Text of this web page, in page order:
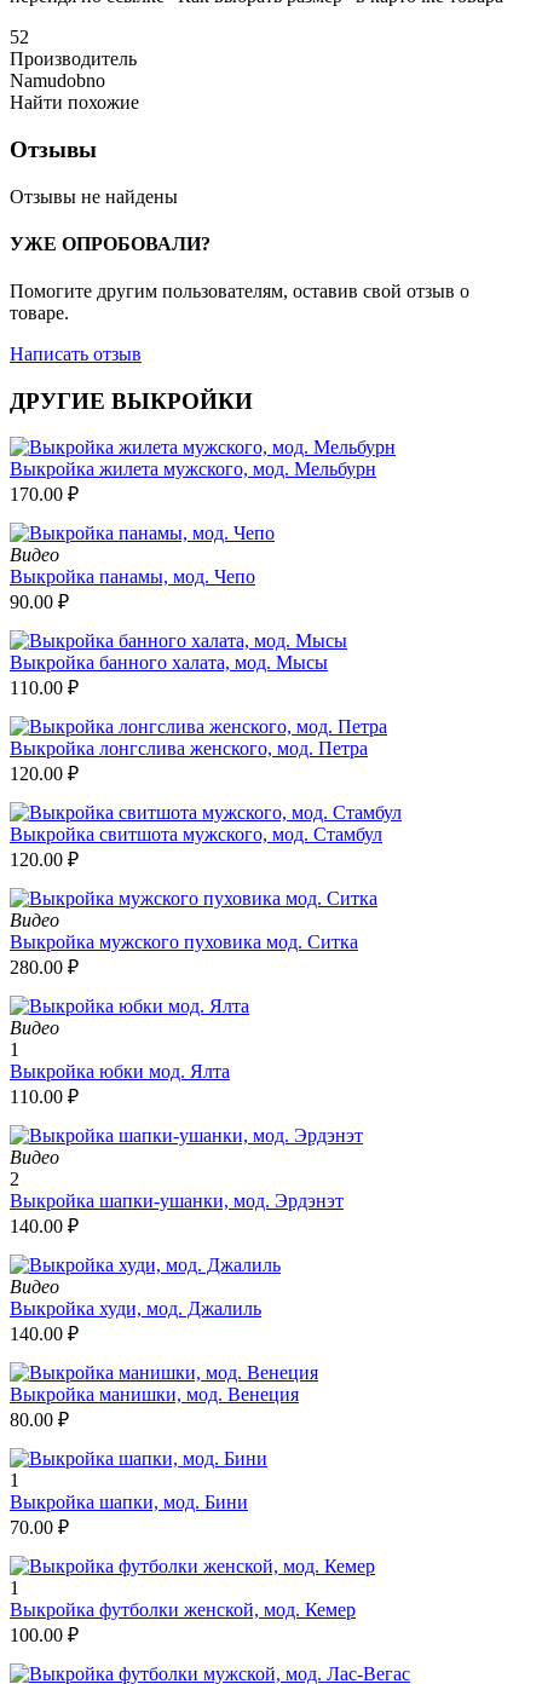
52
Производитель
Namudobno
Найти похожие
Отзывы
Отзывы не найдены
УЖЕ ОПРОБОВАЛИ?
Помогите другим пользователям, оставив свой отзыв о
товаре.
Написать отзыв
ДРУГИЕ ВЫКРОЙКИ
Выкройка жилета мужского, мод. Мельбурн
170.00 ₽
Видео
Выкройка панамы, мод. Чепо
90.00 ₽
Выкройка банного халата, мод. Мысы
110.00 ₽
Выкройка лонгслива женского, мод. Петра
120.00 ₽
Выкройка свитшота мужского, мод. Стамбул
120.00 ₽
Видео
Выкройка мужского пуховика мод. Ситка
280.00 ₽
Видео
1
Выкройка юбки мод. Ялта
110.00 ₽
Видео
2
Выкройка шапки-ушанки, мод. Эрдэнэт
140.00 ₽
Видео
Выкройка худи, мод. Джалиль
140.00 ₽
Выкройка манишки, мод. Венеция
80.00 ₽
1
Выкройка шапки, мод. Бини
70.00 ₽
1
Выкройка футболки женской, мод. Кемер
100.00 ₽